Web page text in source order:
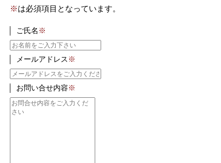
※は必須項目となっています。
ご氏名 ※
メールアドレス ※
お問い合せ内容※